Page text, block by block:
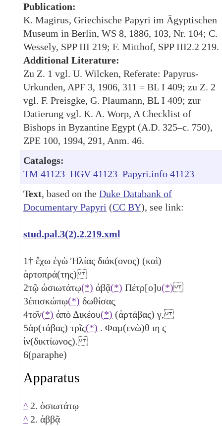
Publication:
K. Magirus, Griechische Papyri im Ägyptischen
Museum in Berlin, WS 8, 1886, 103, Nr. 104; C.
Wessely, SPP III 219; F. Mitthof, SPP III2.2 219.
Additional Literature:
Zu Z. 1 vgl. U. Wilcken, Referate: Papyrus-
Urkunden, APF 3, 1906, 311 = BL I 409; zu Z. 2
vgl. F. Preisgke, G. Plaumann, BL I 409; zur
Datierung vgl. K. A. Worp, A Checklist of
Bishops in Byzantine Egypt (A.D. 325–c. 750),
ZPE 100, 1994, 291, Anm. 46.
Catalogs:
TM 41123 HGV 41123 Papyri.info 41123
Text, based on the Duke Databank of
Documentary Papyri (CC BY), see link:
stud.pal.3(2).2.219.xml
1† ἔχω ἐγὼ Ἠλίας διάκ(ονος) (καὶ)
ἀρτοπρά(της)
2τῷ ὡσιωτάτῳ(*) ἀβᾷ(*) Πέτρ[ο]υ(*)
3ἐπισκώπῳ(*) δωθίσας̣
4το͂ν(*) ἀπὸ Δικέου(*) (ἀρτάβας) γ,
5ἀρ(τάβας) τρῖς(*) . Φαμ(ενὼ)θ ιη ϛ
ἰν(δικτίωνος).
6(paraphe)
Apparatus
^ 2. ὁσιωτάτῳ
^ 2. ἀββᾷ